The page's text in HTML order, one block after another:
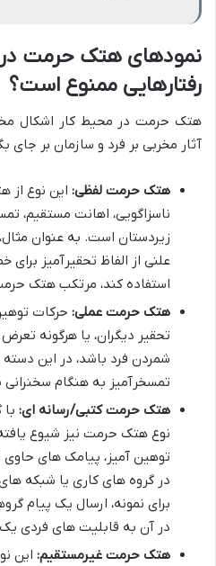
نمودهای هتک حرمت
رفتارهایی ممنوع است؟
هتک حرمت در محیط کار اشکال
آثار مخربی بر فرد و سازمان بر جای
هتک حرمت لفظی: این نوع
ناسزاگویی، اهانت مستقیم،
زیردستان است. به عنوان
علنی از الفاظ تحقیرآمیز برای
استفاده کند، مرتکب هتک
هتک حرمت عملی: حرکات
تحقیر دیگران، یا هرگونه
شمردن فرد باشد، در این دسته
تمسخرآمیز به هنگام
هتک حرمت کتبی/رسانه ای:
نوع هتک حرمت نیز شیوع
توهین آمیز، پیامک های حاوی
در گروه های کاری یا شبکه
برای نمونه، ارسال یک پیام
در آن به قابلیت های فردی
هتک حرمت غیرمستقیم: این